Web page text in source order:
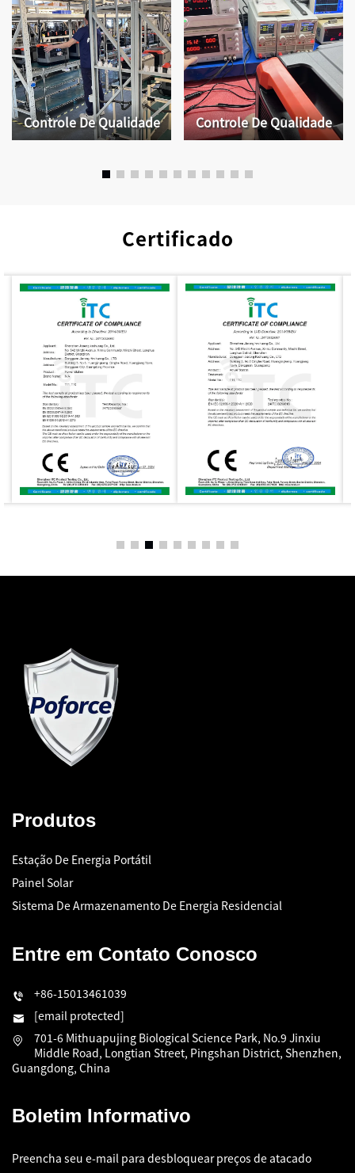
Controle De Qualidade Controle De Qualidade
Certificado
Produtos
Estação De Energia Portátil
Painel Solar
Sistema De Armazenamento De Energia Residencial
Entre em Contato Conosco
+86-15013461039
[email protected]
701-6 Mithuapujing Biological Science Park, No.9 Jinxiu
Middle Road, Longtian Street, Pingshan District, Shenzhen,
Guangdong, China
Boletim Informativo
Preencha seu e-mail para desbloquear preços de atacado